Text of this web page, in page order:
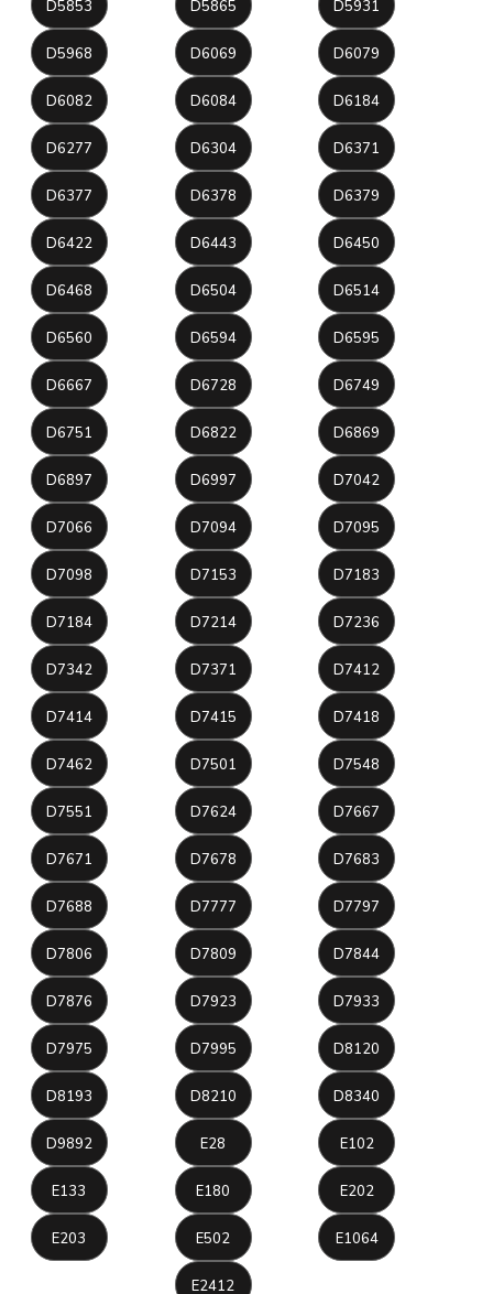
D5853 D5865 D5931
D5968 D6069 D6079
D6082 D6084 D6184
D6277 D6304 D6371
D6377 D6378 D6379
D6422 D6443 D6450
D6468 D6504 D6514
D6560 D6594 D6595
D6667 D6728 D6749
D6751 D6822 D6869
D6897 D6997 D7042
D7066 D7094 D7095
D7098 D7153 D7183
D7184 D7214 D7236
D7342 D7371 D7412
D7414 D7415 D7418
D7462 D7501 D7548
D7551 D7624 D7667
D7671 D7678 D7683
D7688 D7777 D7797
D7806 D7809 D7844
D7876 D7923 D7933
D7975 D7995 D8120
D8193 D8210 D8340
D9892 E28 E102
E133 E180 E202
E203 E502 E1064
E2412